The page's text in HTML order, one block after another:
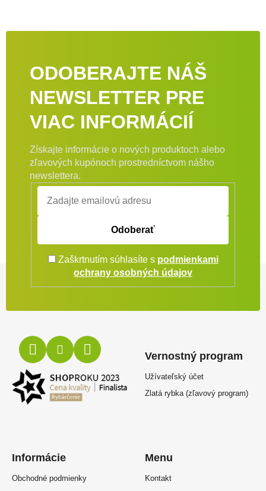
ODOBERAJTE NÁŠ
NEWSLETTER PRE
VIAC INFORMÁCIÍ
Získajte informácie o nových produktoch alebo
zľavových kupónoch prostredníctvom nášho
newslettera.
Odoberať
Zaškrtnutím súhlasíte s podmienkami
ochrany osobných údajov
Informácie
Obchodné podmienky
Vernostný program
Užívateľský účet
Zlatá rybka (zľavový program)
Menu
Kontakt